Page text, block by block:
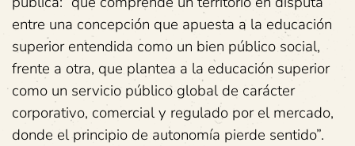
entre una concepción que apuesta a la educación
superior entendida como un bien público social,
frente a otra, que plantea a la educación superior
como un servicio público global de carácter
corporativo, comercial y regulado por el mercado,
donde el principio de autonomía pierde sentido”.